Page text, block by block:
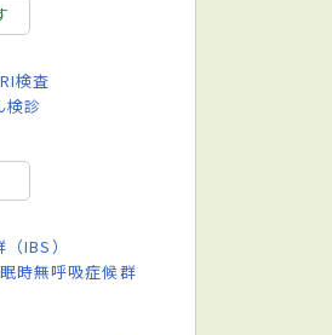
検査
検診
IBS）
時無呼吸症候群